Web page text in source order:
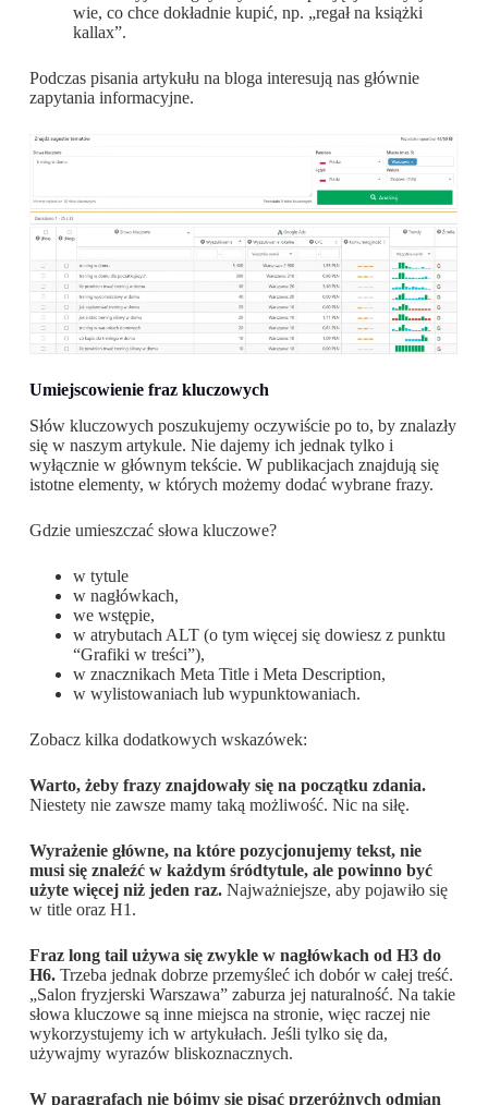
wie, co chce dokładnie kupić, np. „regał na książki
kallax”.
Podczas pisania artykułu na bloga interesują nas głównie
zapytania informacyjne.
Umiejscowienie fraz kluczowych
Słów kluczowych poszukujemy oczywiście po to, by znalazły
się w naszym artykule. Nie dajemy ich jednak tylko i
wyłącznie w głównym tekście. W publikacjach znajdują się
istotne elementy, w których możemy dodać wybrane frazy.
Gdzie umieszczać słowa kluczowe?
w tytule
w nagłówkach,
we wstępie,
w atrybutach ALT (o tym więcej się dowiesz z punktu
“Grafiki w treści”),
w znacznikach Meta Title i Meta Description,
w wylistowaniach lub wypunktowaniach.
Zobacz kilka dodatkowych wskazówek:
Warto, żeby frazy znajdowały się na początku zdania.
Niestety nie zawsze mamy taką możliwość. Nic na siłę.
Wyrażenie główne, na które pozycjonujemy tekst, nie
musi się znaleźć w każdym śródtytule, ale powinno być
użyte więcej niż jeden raz.Najważniejsze, aby pojawiło się
w title oraz H1.
Fraz long tail używa się zwykle w nagłówkach od H3 do
H6.Trzeba jednak dobrze przemyśleć ich dobór w całej treść.
„Salon fryzjerski Warszawa” zaburza jej naturalność. Na takie
słowa kluczowe są inne miejsca na stronie, więc raczej nie
wykorzystujemy ich w artykułach. Jeśli tylko się da,
używajmy wyrazów bliskoznacznych.
W paragrafach nie bójmy się pisać przeróżnych odmian